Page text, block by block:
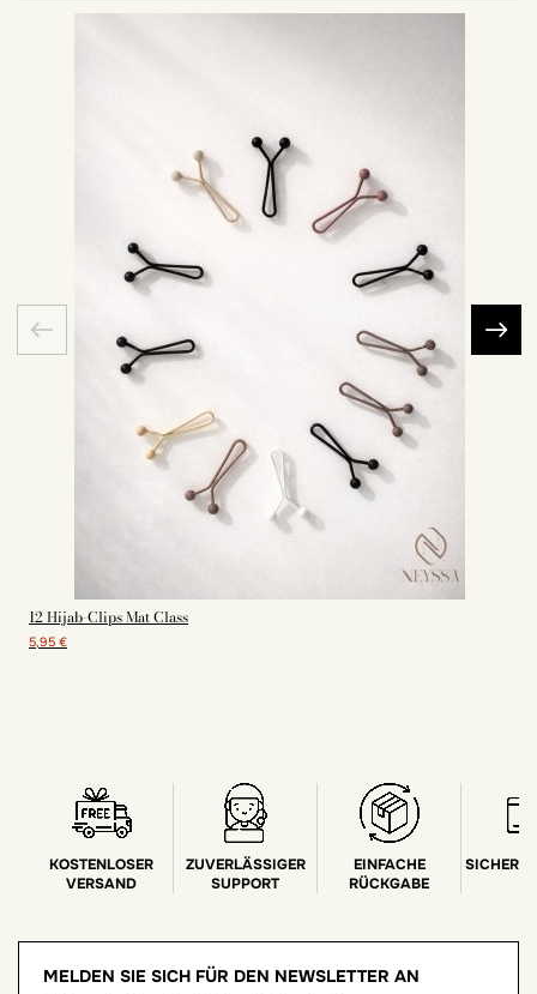
12 Hijab-Clips Mat Class
5,95 €
KOSTENLOSER
VERSAND
ZUVERLÄSSIGER
SUPPORT
EINFACHE
RÜCKGABE
SICHERE
MELDEN SIE SICH FÜR DEN NEWSLETTER AN